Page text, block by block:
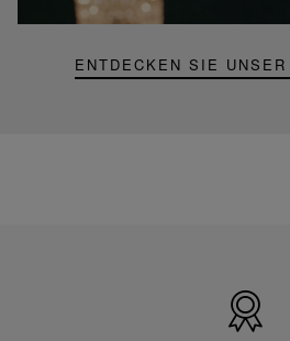
ENTDECKEN SIE